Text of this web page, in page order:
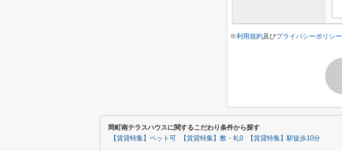
※利用規約及びプライバシーポリシー
岡町南テラスハウスに関するこだわり条件から探す
【賃貸特集】ペット可 【賃貸特集】敷・礼0 【賃貸特集】駅徒歩10分